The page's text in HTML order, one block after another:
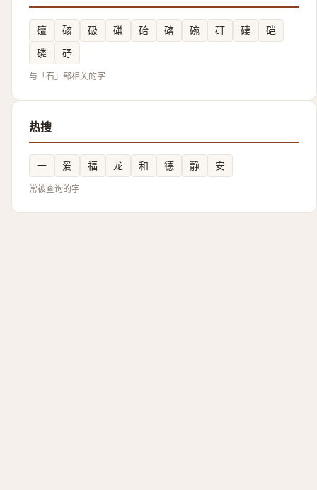
䃪 硋 砐 磏 硆 碦 碗 矴 䃀
硙
磷
䂛
与「石」部相关的字
热搜
一 爱 福 龙 和 德 静 安
常被查询的字